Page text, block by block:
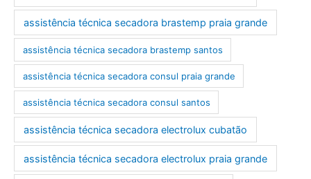
assistência técnica secadora brastemp praia grande
assistência técnica secadora brastemp santos
assistência técnica secadora consul praia grande
assistência técnica secadora consul santos
assistência técnica secadora electrolux cubatão
assistência técnica secadora electrolux praia grande